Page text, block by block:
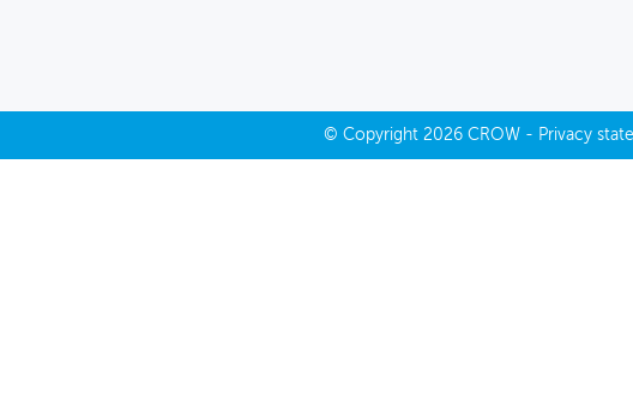
© Copyright2026 CROW - Privacy